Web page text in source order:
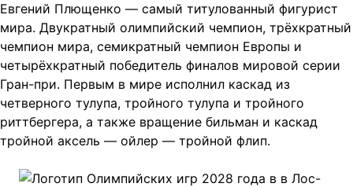
Евгений Плющенко — самый титулованный фигурист
мира. Двукратный олимпийский чемпион, трёхкратный
чемпион мира, семикратный чемпион Европы и
четырёхкратный победитель финалов мировой серии
Гран-при. Первым в мире исполнил каскад из
четверного тулупа, тройного тулупа и тройного
риттбергера, а также вращение бильман и каскад
тройной аксель — ойлер — тройной флип.